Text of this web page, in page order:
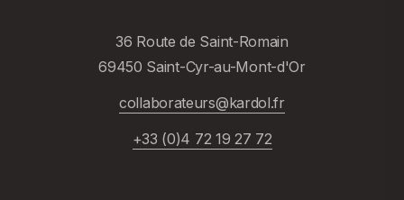
36 Route de Saint-Romain
69450 Saint-Cyr-au-Mont-d'Or
collaborateurs@kardol.fr
+33 (0)4 72 19 27 72